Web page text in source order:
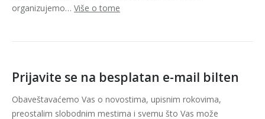
organizujemo… Više o tome
Prijavite se na besplatan e-mail bilten
Obaveštavaćemo Vas o novostima, upisnim rokovima,
preostalim slobodnim mestima i svemu što Vas može